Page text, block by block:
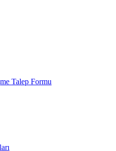
Talep Formu